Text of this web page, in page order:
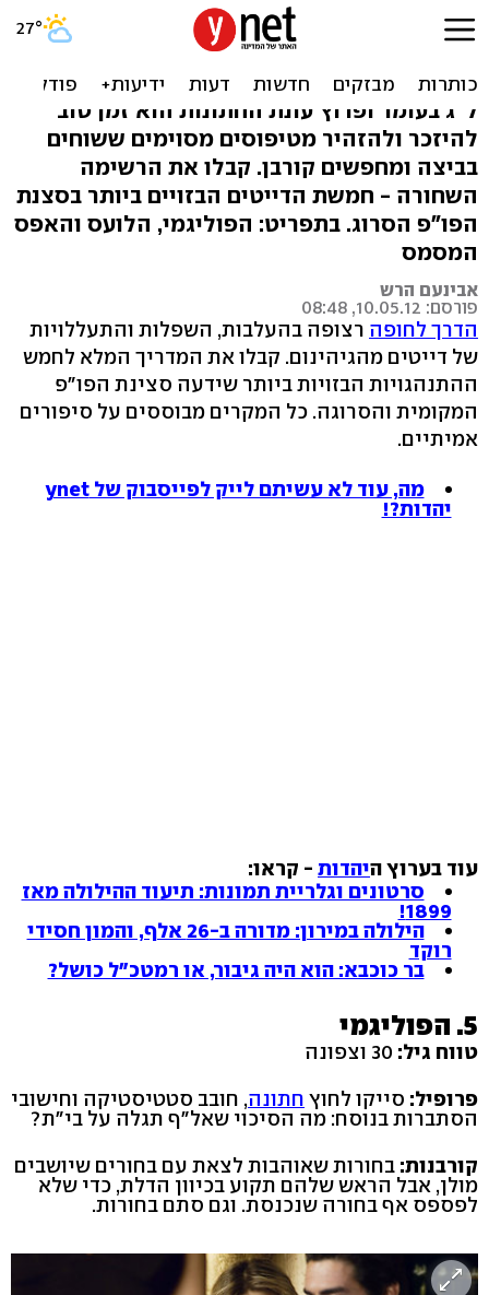
חמשת הדייטים ההזויים
ביותר בדרך לחופה
ל"ג בעומר ופרוץ עונת החתונות הוא זמן טוב
להיזכר ולהזהיר מטיפוסים מסוימים ששוחים
בביצה ומחפשים קורבן. קבלו את הרשימה
השחורה - חמשת הדייטים הבזויים ביותר בסצנת
הפו"פ הסרוג. בתפריט: הפוליגמי, הלועס והאפס
המסמס
אבינעם הרש
פורסם: 10.05.12, 08:48
הדרך לחופה רצופה בהעלבות, השפלות והתעללויות
של דייטים מהגיהינום. קבלו את המדריך המלא לחמש
ההתנהגויות הבזויות ביותר שידעה סצינת הפו"פ
המקומית והסרוגה. כל המקרים מבוססים על סיפורים
אמיתיים.
מה, עוד לא עשיתם לייק לפייסבוק של ynet
יהדות?!
עוד בערוץ היהדות - קראו:
סרטונים וגלריית תמונות: תיעוד ההילולה מאז
1899!
הילולה במירון: מדורה ב-26 אלף, והמון חסידי
רוקד
בר כוכבא: הוא היה גיבור, או רמטכ"ל כושל?
5. הפוליגמי
טווח גיל:
פרופיל: סייקו לחוץ חתונה, חובב סטטיסטיקה וחישובי
הסתברות בנוסח: מה הסיכוי שאל"ף תגלה על בי"ת?
קורבנות: בחורות שאוהבות לצאת עם בחורים שיושבים
מולן, אבל הראש שלהם תקוע בכיוון הדלת, כדי שלא
לפספס אף בחורה שנכנסת. וגם סתם בחורות.